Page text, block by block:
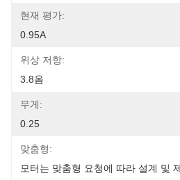
현재 평가:
0.95A
위상 저항:
3.8옴
무게:
0.25
맞춤형:
모터는 맞춤형 요청에 따라 설계 및